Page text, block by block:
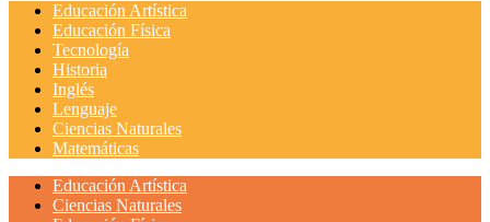
Educación Artística
Educación Física
Tecnología
Historia
Inglés
Lenguaje
Ciencias Naturales
Matemáticas
Educación Artística
Ciencias Naturales